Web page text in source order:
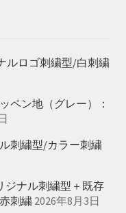
ルロゴ刺繍型/白刺繍
ペン地（グレー）：
刺繍型/カラー刺繍
ジナル刺繍型＋既存
刺繍 2026年8月3日